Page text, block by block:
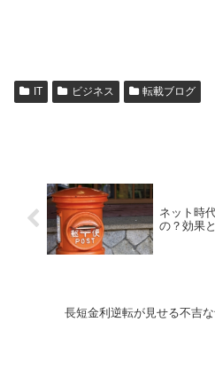
IT ビジネス 転載ブログ
ネット時
の？効果
長短金利逆転が見せる不吉